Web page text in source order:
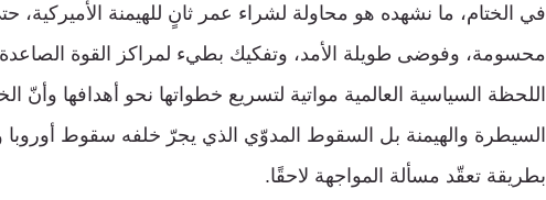
في الختام، ما نشهده هو محاولة لشراء عمر ثانٍ للهيمنة
محسومة، وفوضى طويلة الأمد، وتفكيك بطيء لمراكز القوة الصاعدة.
اللحظة السياسية العالمية مواتية لتسريع خطواتها نحو أهدافها وأنّ
السيطرة والهيمنة بل السقوط المدوّي الذي يجرّ خلفه سقوط أوروبا
بطريقة تعقّد مسألة المواجهة لاحقًا.